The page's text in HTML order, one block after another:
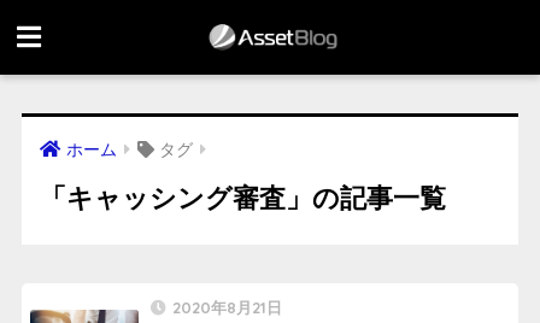
ホーム タグ
「キャッシング審査」の記事一覧
2020年8月21日